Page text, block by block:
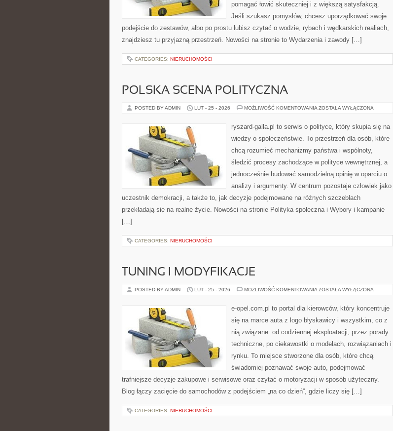
pomagać łowić skuteczniej i z większą satysfakcją.
Jeśli szukasz pomysłów, chcesz uporządkować swoje
podejście do zestawów, albo po prostu lubisz czytać o wodzie, rybach i wędkarskich realiach,
znajdziesz tu przyjazną przestrzeń. Nowości na stronie to Wydarzenia i zawody […]
CATEGORIES: NIERUCHOMOŚCI
POLSKA SCENA POLITYCZNA
POSTED BY ADMIN LUT - 25 - 2026 MOŻLIWOŚĆ KOMENTOWANIA POLSKA
ZOSTAŁA WYŁĄCZONA
ryszard-galla.pl to serwis o polityce, który skupia się na
wiedzy o społeczeństwie. To przestrzeń dla osób, które
chcą rozumieć mechanizmy państwa i wspólnoty,
śledzić procesy zachodzące w polityce wewnętrznej, a
jednocześnie budować samodzielną opinię w oparciu o
analizy i argumenty. W centrum pozostaje człowiek jako
uczestnik demokracji, a także to, jak decyzje podejmowane na różnych szczeblach
przekładają się na realne życie. Nowości na stronie Polityka społeczna i Wybory i kampanie
[…]
CATEGORIES: NIERUCHOMOŚCI
TUNING I MODYFIKACJE
POSTED BY ADMIN LUT - 25 - 2026 MOŻLIWOŚĆ KOMENTOWANIA TUNING
ZOSTAŁA WYŁĄCZONA
e-opel.com.pl to portal dla kierowców, który koncentruje
się na marce auta z logo błyskawicy i wszystkim, co z
nią związane: od codziennej eksploatacji, przez porady
techniczne, po ciekawostki o modelach, rozwiązaniach i
rynku. To miejsce stworzone dla osób, które chcą
świadomiej poznawać swoje auto, podejmować
trafniejsze decyzje zakupowe i serwisowe oraz czytać o motoryzacji w sposób użyteczny.
Blog łączy zacięcie do samochodów z podejściem „na co dzień”, gdzie liczy się […]
CATEGORIES: NIERUCHOMOŚCI